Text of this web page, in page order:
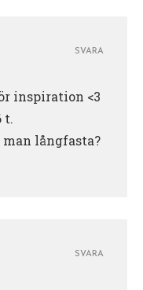
inspiration <3
t.
långfasta?
SVARA
SVARA